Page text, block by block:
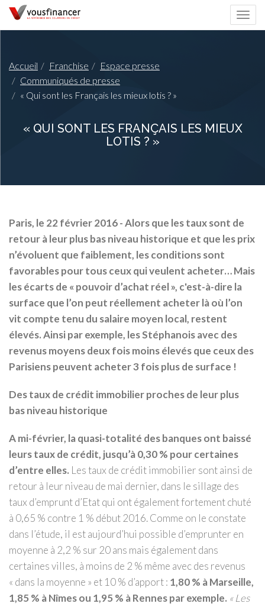
Accueil Franchise
Espace presse
Communiqués de presse
« Qui sont les Français les mieux lotis ? »
« QUI SONT LES FRANÇAIS LES MIEUX
LOTIS ? »
Paris, le 22 février 2016 - Alors que les taux sont de
retour à leur plus bas niveau historique et que les prix
n’évoluent que faiblement, les conditions sont
favorables pour tous ceux qui veulent acheter… Mais
les écarts de « pouvoir d’achat réel », c'est-à-dire la
surface que l’on peut réellement acheter là où l’on
vit compte tenu du salaire moyen local, restent
élevés. Ainsi par exemple, les Stéphanois avec des
revenus moyens deux fois moins élevés que ceux des
Parisiens peuvent acheter 3 fois plus de surface !
Des taux de crédit immobilier proches de leur plus
bas niveau historique
A mi-février, la quasi-totalité des banques ont baissé
leurs taux de crédit, jusqu’à 0,30 % pour certaines
d’entre elles. Les taux de crédit immobilier sont ainsi de
retour à leur niveau de mai dernier, dans le sillage des
taux d’emprunt d’Etat qui ont également fortement chuté
à 0,65 % contre 1 % début 2016. Comme on le constate
dans l’étude, il est aujourd’hui possible d’emprunter en
moyenne à 2,2 % sur 20 ans mais également dans
certaines villes, à moins de 2 % même avec des revenus
« dans la moyenne » et 10 % d’apport : 1,80 % à Marseille,
1,85 % à Nîmes ou 1,95 % à Rennes par exemple. « Les